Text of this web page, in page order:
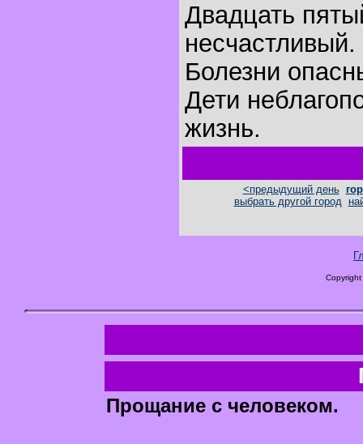
Двадцать
несчастливый.
Болезни
Дети
жизнь.
<предыдущий день
выбрать другой город
Прощание с человеком.